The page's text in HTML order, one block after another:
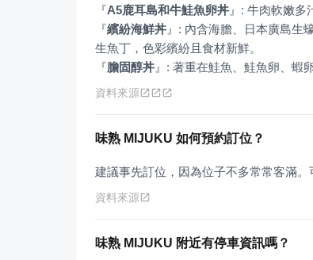
『A5鹿耳島和牛鮭魚卵丼 』
『繽紛海鮮丼 』 : 內含海膽、日本廣島生
『膽固醇丼 』 : 著重在鮭魚、鮭魚卵、蝦
資料來源
味熟 MIJUKU 如何預約訂位？
建議事先訂位，因為位子不多常常客滿。
資料來源
味熟 MIJUKU 附近有停車資訊嗎？